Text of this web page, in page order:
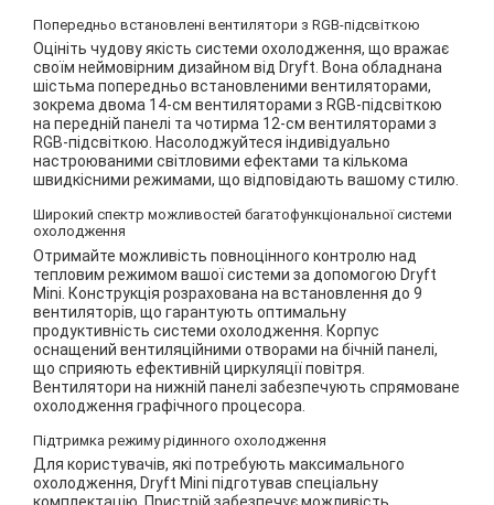
Попередньо встановлені вентилятори з RGB-підсвіткою
Оцініть чудову якість системи охолодження, що вражає
своїм неймовірним дизайном від Dryft. Вона обладнана
шістьма попередньо встановленими вентиляторами,
зокрема двома 14-см вентиляторами з RGB-підсвіткою
на передній панелі та чотирма 12-см вентиляторами з
RGB-підсвіткою. Насолоджуйтеся індивідуально
настроюваними світловими ефектами та кількома
швидкісними режимами, що відповідають вашому стилю.
Широкий спектр можливостей багатофункціональної системи
охолодження
Отримайте можливість повноцінного контролю над
тепловим режимом вашої системи за допомогою Dryft
Mini. Конструкція розрахована на встановлення до 9
вентиляторів, що гарантують оптимальну
продуктивність системи охолодження. Корпус
оснащений вентиляційними отворами на бічній панелі,
що сприяють ефективній циркуляції повітря.
Вентилятори на нижній панелі забезпечують спрямоване
охолодження графічного процесора.
Підтримка режиму рідинного охолодження
Для користувачів, які потребують максимального
охолодження, Dryft Mini підготував спеціальну